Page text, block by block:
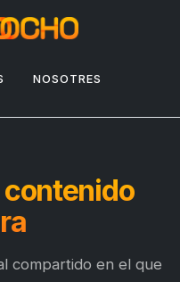
NOSOTRES
contenido
compartido en el que